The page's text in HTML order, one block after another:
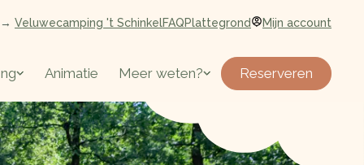
→ Veluwecamping 't SchinkelFAQPlattegrond Mijn account
Animatie Meer weten? Reserveren